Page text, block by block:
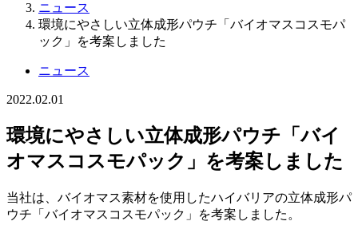
ニュース
環境にやさしい立体成形パウチ「バイオマスコスモパ
ック」を考案しました
ニュース
2022.02.01
環境にやさしい立体成形パウチ「バイ
オマスコスモパック」を考案しました
当社は、バイオマス素材を使用したハイバリアの立体成形パ
ウチ「バイオマスコスモパック」を考案しました。